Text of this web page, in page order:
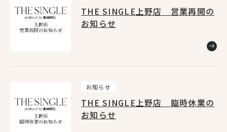
Home
ニュースリリース 3
公式アプリ
THE SINGLE上野店 営業再開の
お知らせ
お知らせ
THE SINGLE上野店 臨時休業の
お知らせ